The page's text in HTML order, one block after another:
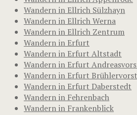
Wandern in Ellrich Sülzhayn
Wandern in Ellrich Werna
Wandern in Ellrich Zentrum
Wandern in Erfurt
Wandern in Erfurt Altstadt
Wandern in Erfurt
Wandern in Erfurt
Wandern in Erfurt Daberstedt
Wandern in Fehrenbach
Wandern in Frankenblick